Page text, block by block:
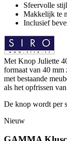
Sfeervolle stijl
Makkelijk te
Inclusief
Met Knop Juliette
formaat van 40 mm
met bestaande
als het opfrissen
De knop wordt per
Nieuw